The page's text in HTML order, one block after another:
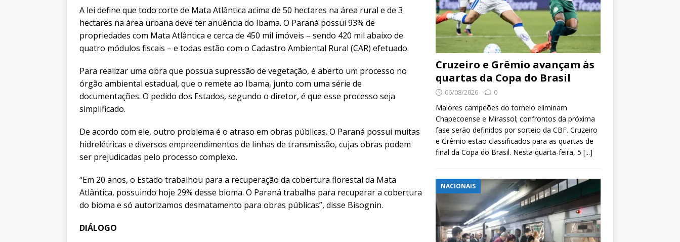
A lei define que todo corte de Mata Atlântica acima de 50 hectares na área rural e de 3
hectares na área urbana deve ter anuência do Ibama. O Paraná possui 93% de
propriedades com Mata Atlântica e cerca de 450 mil imóveis – sendo 420 mil abaixo de
quatro módulos fiscais – e todas estão com o Cadastro Ambiental Rural (CAR) efetuado.
Para realizar uma obra que possua supressão de vegetação, é aberto um processo no
órgão ambiental estadual, que o remete ao Ibama, junto com uma série de
documentações. O pedido dos Estados, segundo o diretor, é que esse processo seja
simplificado.
De acordo com ele, outro problema é o atraso em obras públicas. O Paraná possui muitas
hidrelétricas e diversos empreendimentos de linhas de transmissão, cujas obras podem
ser prejudicadas pelo processo complexo.
“Em 20 anos, o Estado trabalhou para a recuperação da cobertura florestal da Mata
Atlântica, possuindo hoje 29% desse bioma. O Paraná trabalha para recuperar a cobertura
do bioma e só autorizamos desmatamento para obras públicas”, disse Bisognin.
DIÁLOGO
Cruzeiro e Grêmio avançam às
quartas da Copa do Brasil
06/08/2026 0
Maiores campeões do torneio eliminam
Chapecoense e Mirassol; confrontos da próxima
fase serão definidos por sorteio da CBF. Cruzeiro
e Grêmio estão classificados para as quartas de
final da Copa do Brasil. Nesta quarta-feira, 5 [...]
NACIONAIS